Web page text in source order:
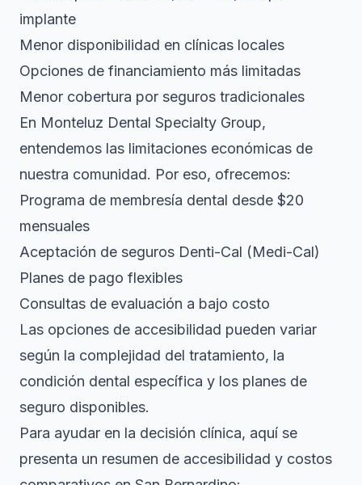
implante
Menor disponibilidad en clínicas locales
Opciones de financiamiento más limitadas
Menor cobertura por seguros tradicionales
En Monteluz Dental Specialty Group,
entendemos las limitaciones económicas de
nuestra comunidad. Por eso, ofrecemos:
Programa de membresía dental desde $20
mensuales
Aceptación de seguros Denti-Cal (Medi-Cal)
Planes de pago flexibles
Consultas de evaluación a bajo costo
Las opciones de accesibilidad pueden variar
según la complejidad del tratamiento, la
condición dental específica y los planes de
seguro disponibles.
Para ayudar en la decisión clínica, aquí se
presenta un resumen de accesibilidad y costos